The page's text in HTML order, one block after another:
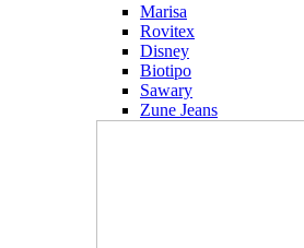
Marisa
Rovitex
Disney
Biotipo
Sawary
Zune Jeans